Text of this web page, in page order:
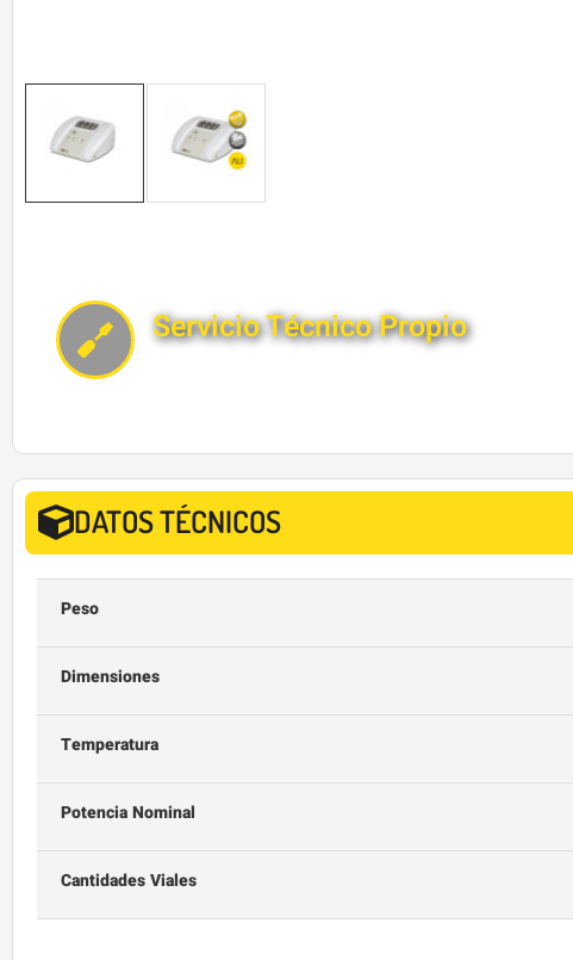
Servicio Técnico Propio
DATOS TÉCNICOS
Peso
Dimensiones
Temperatura
Potencia Nominal
Cantidades Viales